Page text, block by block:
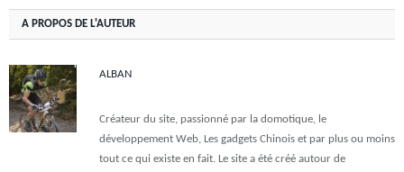
A PROPOS DE L'AUTEUR
ALBAN
Créateur du site, passionné par la domotique, le
développement Web, Les gadgets Chinois et par plus ou moins
tout ce qui existe en fait. Le site a été créé autour de